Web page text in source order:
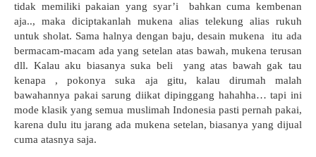
tidak memiliki pakaian yang syar’i
bahkan cuma kembenan
aja.., maka diciptakanlah mukena alias telekung alias rukuh
untuk sholat. Sama halnya dengan baju, desain mukena
itu ada
bermacam-macam ada yang setelan atas bawah, mukena terusan
dll. Kalau aku biasanya suka beli
yang atas bawah gak tau
kenapa , pokonya suka aja gitu, kalau dirumah malah
bawahannya pakai sarung diikat dipinggang hahahha… tapi ini
mode klasik yang semua muslimah Indonesia pasti pernah pakai,
karena dulu itu jarang ada mukena setelan, biasanya yang dijual
cuma atasnya saja.